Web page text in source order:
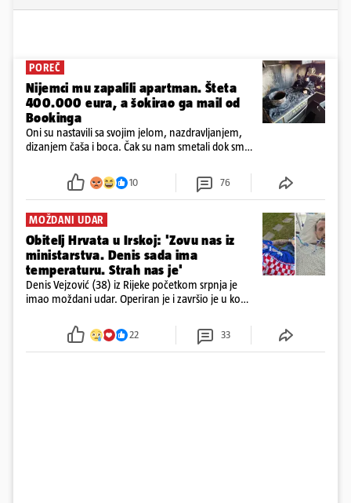
POREČ
Nijemci mu zapalili apartman. Šteta
400.000 eura, a šokirao ga mail od
Bookinga
Oni su nastavili sa svojim jelom, nazdravljanjem,
dizanjem čaša i boca. Čak su nam smetali dok smo
požar, rekao je vlasnik
10 76
MOŽDANI UDAR
Obitelj Hrvata u Irskoj: 'Zovu nas iz
ministarstva. Denis sada ima
temperaturu. Strah nas je'
Denis Vejzović (38) iz Rijeke početkom srpnja je
imao moždani udar. Operiran je i završio je u komi.
tamošnji liječnici ne vjeruju u oporavak: 'Imamo
22 33